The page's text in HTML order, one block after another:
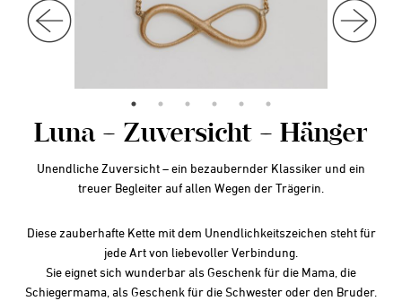
Luna – Zuversicht – Hänger
Unendliche Zuversicht – ein bezaubernder Klassiker und ein
treuer Begleiter auf allen Wegen der Trägerin.
Diese zauberhafte Kette mit dem Unendlichkeitszeichen steht für
jede Art von liebevoller Verbindung.
Sie eignet sich wunderbar als Geschenk für die Mama, die
Schiegermama, als Geschenk für die Schwester oder den Bruder.